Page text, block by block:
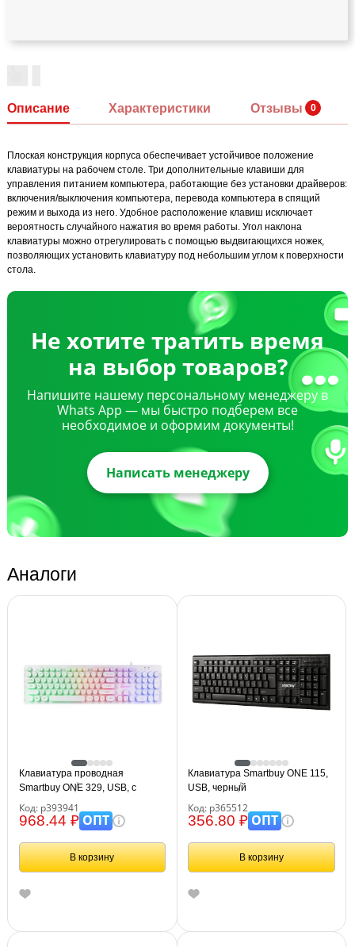
Описание Характеристики Отзывы
Плоская конструкция корпуса обеспечивает устойчивое положение
клавиатуры на рабочем столе. Три дополнительные клавиши для
управления питанием компьютера, работающие без установки драйверов:
включения/выключения компьютера, перевода компьютера в спящий
режим и выхода из него. Удобное расположение клавиш исключает
вероятность случайного нажатия во время работы. Угол наклона
клавиатуры можно отрегулировать с помощью выдвигающихся ножек,
позволяющих установить клавиатуру под небольшим углом к поверхности
стола.
Не хотите тратить время
на выбор товаров?
Напишите нашему персональному менеджеру в
Whats App — мы быстро подберем все
необходимое и оформим документы!
Написать менеджеру
Аналоги
Клавиатура проводная
Smartbuy ONE 329, USB, с
Код: р393941
968.44 ₽ОПТ
В корзину
Клавиатура Smartbuy ONE 115,
USB, черный
Код: р365512
356.80 ₽ОПТ
В корзину